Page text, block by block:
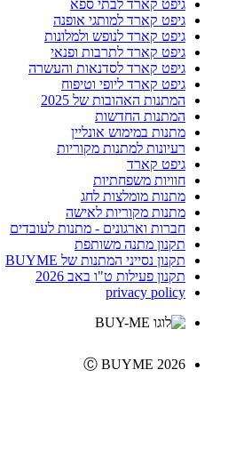
גיפט קארד לבתי ספא
גיפט קארד למותגי אופנה
גיפט קארד לנופש ולמלונות
גיפט קארד לתרבות ופנאי
גיפט קארד לסדנאות והעשרה
גיפט קארד ליופי וטיפוח
המתנות האהובות של 2025
המתנות החדשות
מתנות במימוש אונליין
רעיונות למתנות מקוריות
גיפט קארד
חוויות משפחתיות
מתנות מומלצות לחג
מתנות מקוריות לאישה
חברות וארגונים - מתנות לעובדים
תקנון מתנה משותפת
תקנון נסייני המתנות של BUYME
תקנון פעילות ט"ו באב 2026
privacy policy
Ⓒ BUYME 2026